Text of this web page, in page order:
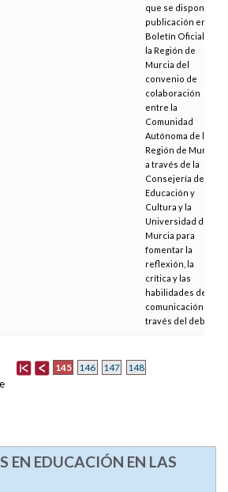
que se dispone la
publicación en el
Boletín Oficial de
la Región de
Murcia del
convenio de
colaboración
entre la
Comunidad
Autónoma de la
Región de Murcia,
a través de la
Consejería de
Educación y
Cultura y la
Universidad de
Murcia para
fomentar la
reflexión, la
crítica y las
habilidades de
comunicación a
través del debate
145 146 147 148
EN EDUCACIÓN EN LAS